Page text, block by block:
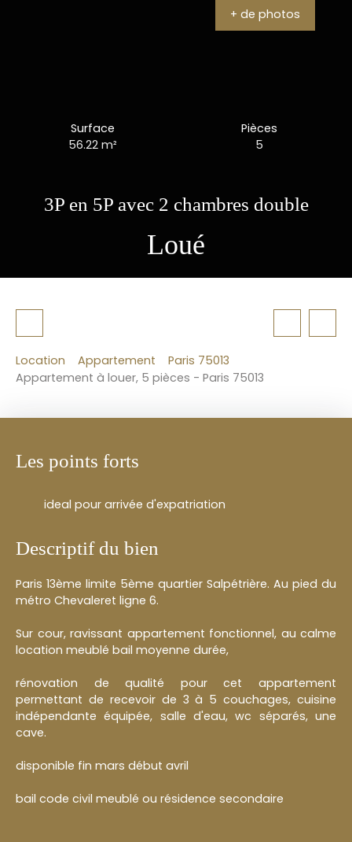
+ de photos
Surface
56.22m²
Pièces
5
3P en 5P avec 2 chambres double
Loué
Location Appartement
Paris 75013
Appartement à louer, 5 pièces - Paris 75013
Les points forts
ideal pour arrivée d'expatriation
Descriptif du bien
Paris 13ème limite 5ème quartier Salpétrière. Au pied du
métro Chevaleret ligne 6.
Sur cour, ravissant appartement fonctionnel, au calme
location meublé bail moyenne durée,
rénovation de qualité pour cet appartement
permettant de recevoir de 3 à 5 couchages, cuisine
indépendante équipée, salle d'eau, wc séparés, une
cave.
disponible fin mars début avril
bail code civil meublé ou résidence secondaire